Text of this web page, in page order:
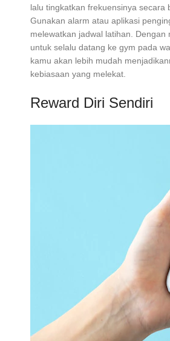
lalu tingkatkan frekuensinya secara
Gunakan alarm atau aplikasi
melewatkan jadwal latihan. Dengan
untuk selalu datang ke gym pada
kamu akan lebih mudah
kebiasaan yang melekat.
Reward Diri Sendiri